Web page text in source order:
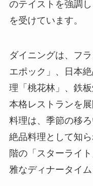
のテイストを強調
を受けています。
ダイニングは、フ
エポック」、日本
理「桃花林」、鉄
本格レストランを
料理は、季節の移
絶品料理として知
階の「スターライ
雅なディナータイ